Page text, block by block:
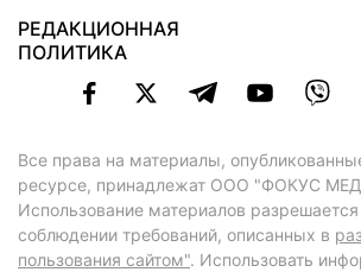
РЕДАКЦИОННАЯ
ПОЛИТИКА
Все права на материалы,
ресурсе, принадлежат ООО "ФОКУС
Использование материалов
соблюдении требований, описанных в
пользования сайтом". Использовать